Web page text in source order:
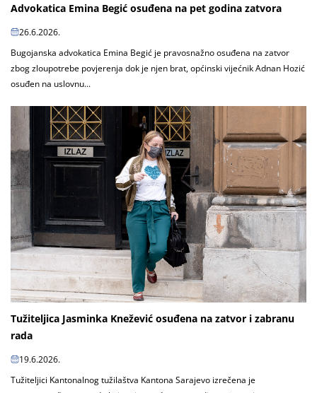
Advokatica Emina Begić osuđena na pet godina zatvora
26.6.2026.
Bugojanska advokatica Emina Begić je pravosnažno osuđena na zatvor
zbog zloupotrebe povjerenja dok je njen brat, općinski vijećnik Adnan Hozić
osuđen na uslovnu...
Tužiteljica Jasminka Knežević osuđena na zatvor i zabranu
rada
19.6.2026.
Tužiteljici Kantonalnog tužilaštva Kantona Sarajevo izrečena je